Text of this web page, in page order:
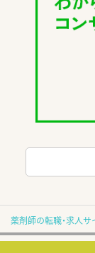
薬剤師の転職・求人